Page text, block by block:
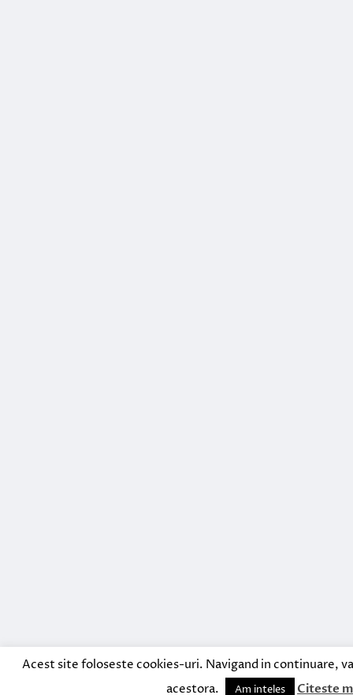
Acest site foloseste cookies-uri. Navigand in continuare,
acestora.
Am inteles Citeste